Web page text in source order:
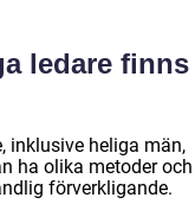
ledare finns
inklusive heliga män,
ha olika metoder och
förverkligande.